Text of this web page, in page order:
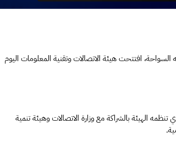
السواحة، افتتحت هيئة الاتصالات وتقنية المعلومات اليوم
الهيئة بالشراكة مع وزارة الاتصالات وهيئة تنمية